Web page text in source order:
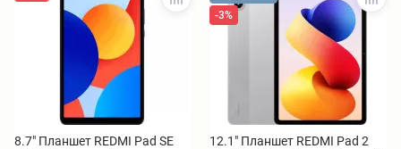
8.7" Планшет REDMI Pad SE
-3%
12.1" Планшет REDMI Pad 2